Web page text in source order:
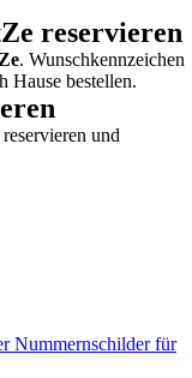
reservieren
. Wunschkennzeichen
Hause bestellen.
und
Nummernschilder für